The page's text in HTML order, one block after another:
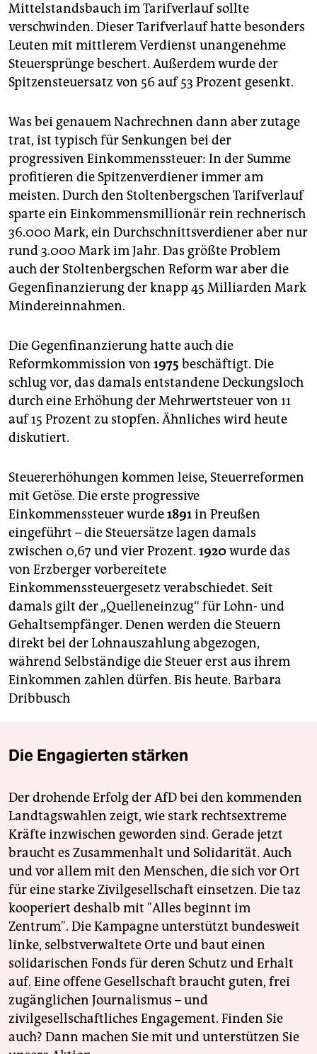
Mittelstandsbauch im Tarifverlauf sollte
verschwinden. Dieser Tarifverlauf hatte besonders
Leuten mit mittlerem Verdienst unangenehme
Steuersprünge beschert. Außerdem wurde der
Spitzensteuersatz von 56 auf 53 Prozent gesenkt.
Was bei genauem Nachrechnen dann aber zutage
trat, ist typisch für Senkungen bei der
progressiven Einkommenssteuer: In der Summe
profitieren die Spitzenverdiener immer am
meisten. Durch den Stoltenbergschen Tarifverlauf
sparte ein Einkommensmillionär rein rechnerisch
36.000 Mark, ein Durchschnittsverdiener aber nur
rund 3.000 Mark im Jahr. Das größte Problem
auch der Stoltenbergschen Reform war aber die
Gegenfinanzierung der knapp 45 Milliarden Mark
Mindereinnahmen.
Die Gegenfinanzierung hatte auch die
Reformkommission von 1975 beschäftigt. Die
schlug vor, das damals entstandene Deckungsloch
durch eine Erhöhung der Mehrwertsteuer von 11
auf 15 Prozent zu stopfen. Ähnliches wird heute
diskutiert.
Steuererhöhungen kommen leise, Steuerreformen
mit Getöse. Die erste progressive
Einkommenssteuer wurde1891in Preußen
eingeführt – die Steuersätze lagen damals
zwischen 0,67 und vier Prozent. 1920wurde das
von Erzberger vorbereitete
Einkommenssteuergesetz verabschiedet. Seit
damals gilt der „Quelleneinzug“ für Lohn- und
Gehaltsempfänger. Denen werden die Steuern
direkt bei der Lohnauszahlung abgezogen,
während Selbständige die Steuer erst aus ihrem
Einkommen zahlen dürfen. Bis heute. Barbara
Dribbusch
Die Engagierten stärken
Der drohende Erfolg der AfD bei den kommenden
Landtagswahlen zeigt, wie stark rechtsextreme
Kräfte inzwischen geworden sind. Gerade jetzt
braucht es Zusammenhalt und Solidarität. Auch
und vor allem mit den Menschen, die sich vor Ort
für eine starke Zivilgesellschaft einsetzen. Die taz
kooperiert deshalb mit "Alles beginnt im
Zentrum". Die Kampagne unterstützt bundesweit
linke, selbstverwaltete Orte und baut einen
solidarischen Fonds für deren Schutz und Erhalt
auf. Eine offene Gesellschaft braucht guten, frei
zugänglichen Journalismus – und
zivilgesellschaftliches Engagement. Finden Sie
auch? Dann machen Sie mit und unterstützen Sie